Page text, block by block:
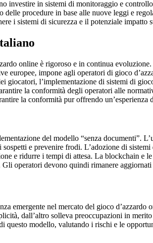
investire in sistemi di monitoraggio e
delle procedure in base alle nuove leggi e
i sistemi di sicurezza e il potenziale impatto
online è rigoroso e in continua
europee, impone agli operatori di gioco
giocatori, l’implementazione di sistemi di
la conformità degli operatori alle
la conformità pur offrendo un’esperienza
del modello “senza documenti”.
e prevenire frodi. L’adozione di
e ridurre i tempi di attesa. La blockchain
operatori devono quindi rimanere
emergente nel mercato del gioco
dall’altro solleva preoccupazioni in
questo modello, valutando i rischi e le